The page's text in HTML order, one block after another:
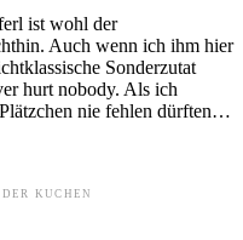
ist wohl der
Auch wenn ich ihm hier
Sonderzutat
hurt nobody. Als ich
nie fehlen dürften…
KUCHEN